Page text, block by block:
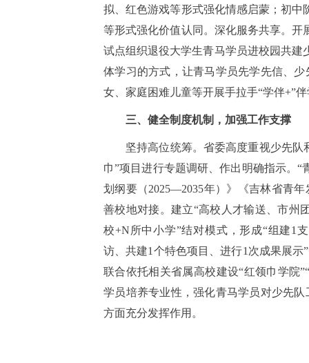
拟、红色游戏等形式强化情感启蒙；初中
等形式强化价值认同。深化服务共享。开
试点组织退役大学生青马学员进校园共
体学习的方式，让青马学员先学先信、
女、家庭困难儿童等开展手拉手“学伴+”
三、健全制度机制，加强工作支撑
坚持高位统筹。省委高度重视少先队
巾”项目进行专题调研、作出明确指示。
划纲要（2025—2035年）》《吉林省青
善校地对接。建立“高校人才输送、市州
校+N所中小学”结对模式，形成“组建1
访、共建1个特色项目、进行1次成果展
联合依托相关省属高校建设“红领巾学院
学员培养专业性，强化青马学员对少先
方面充分发挥作用。